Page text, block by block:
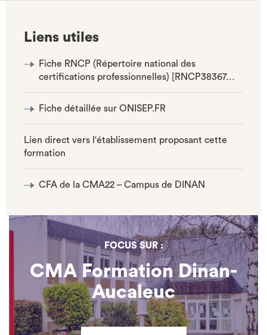
Liens utiles
Fiche RNCP (Répertoire national des
certifications professionnelles) [RNCP38367…
Fiche détaillée sur ONISEP.FR
Lien direct vers l'établissement proposant cette
formation
CFA de la CMA22 – Campus de DINAN
FOCUS SUR :
CMA Formation Dinan-
Aucaleuc